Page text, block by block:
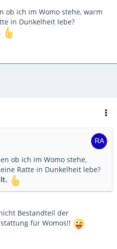
ob ich im Womo stehe, warm
in Dunkelheit lebe?
ob ich im Womo stehe,
Ratte in Dunkelheit lebe?
Bestandteil der
für Womos!!